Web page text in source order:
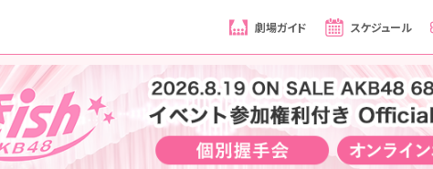
劇場ガイド スケジュール